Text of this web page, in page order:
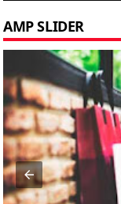
AMP SLIDER